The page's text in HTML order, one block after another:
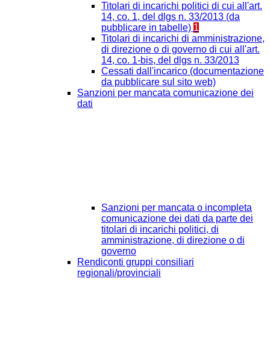
Titolari di incarichi politici di cui all'art.
14, co. 1, del dlgs n. 33/2013 (da
pubblicare in tabelle) 1
Titolari di incarichi di amministrazione,
di direzione o di governo di cui all'art.
14, co. 1-bis, del dlgs n. 33/2013
Cessati dall'incarico (documentazione
da pubblicare sul sito web)
Sanzioni per mancata comunicazione dei
dati
Sanzioni per mancata o incompleta
comunicazione dei dati da parte dei
titolari di incarichi politici, di
amministrazione, di direzione o di
governo
Rendiconti gruppi consiliari
regionali/provinciali